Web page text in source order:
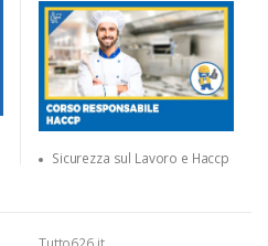
Sicurezza sul Lavoro e Haccp